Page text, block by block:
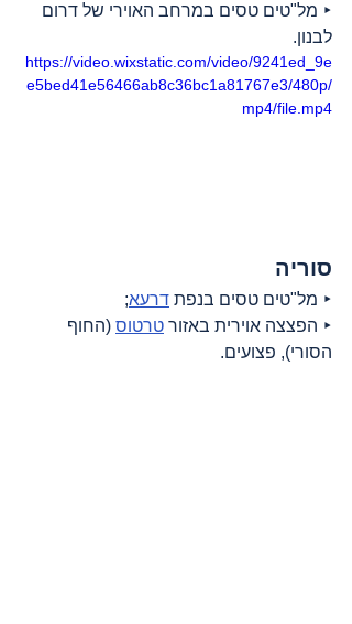
‣ מל"טים טסים במרחב האוירי של דרום
לבנון.
https://video.wixstatic.com/video/9241ed_9e
e5bed41e56466ab8c36bc1a81767e3/480p/
mp4/file.mp4
סוריה
‣ מל"טים טסים בנפת דרעא;
‣ הפצצה אוירית באזור טרטוס (החוף
הסורי), פצועים.